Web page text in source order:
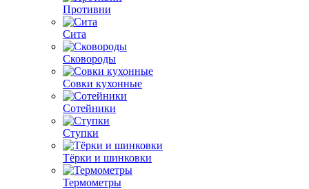
Противни
Сита
Сковороды
Совки кухонные
Сотейники
Ступки
Тёрки и шинковки
Термометры